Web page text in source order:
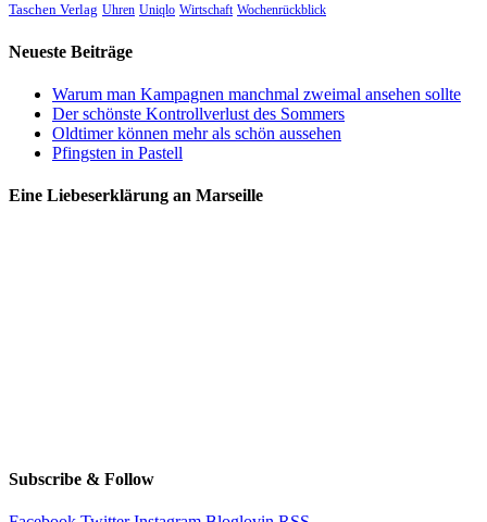
Taschen Verlag Uhren Uniqlo Wirtschaft Wochenrückblick
Neueste Beiträge
Warum man Kampagnen manchmal zweimal ansehen sollte
Der schönste Kontrollverlust des Sommers
Oldtimer können mehr als schön aussehen
Pfingsten in Pastell
Eine Liebeserklärung an Marseille
Subscribe & Follow